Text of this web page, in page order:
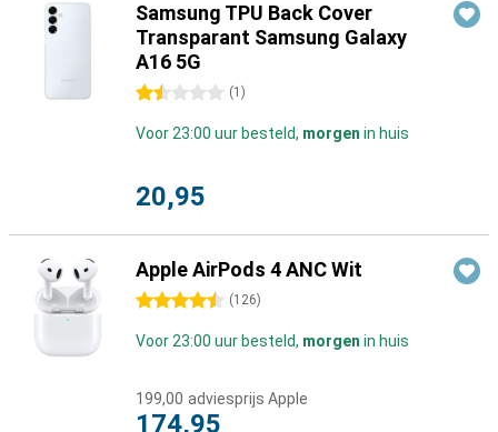
Samsung TPU Back Cover
Transparant Samsung Galaxy
A16 5G
1.5 sterren (1 )
Voor 23:00 uur besteld, morgen in huis
20,95
Apple AirPods 4 ANC Wit
4.5 sterren (126)
Voor 23:00 uur besteld, morgen in huis
199,00 adviesprijs Apple
174,95